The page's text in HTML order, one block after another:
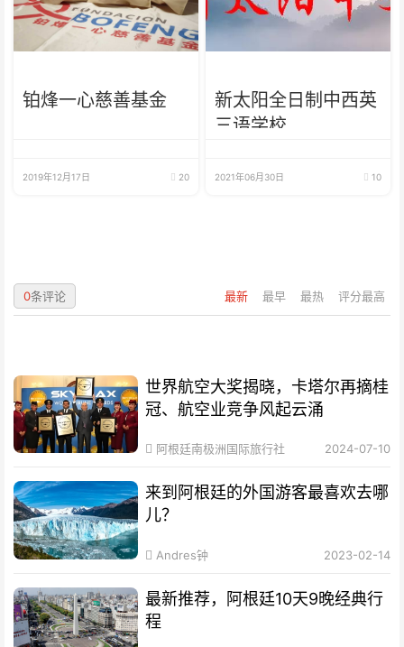
铂烽一心慈善基金
2019年12月17日 20
新太阳全日制中西英
三语学校
2021年06月30日 10
最新 最早 最热 评分最高
0条评论
世界航空大奖揭晓，卡塔尔再摘桂
冠、航空业竞争风起云涌
阿根廷南极洲国际旅行社 2024-07-10
来到阿根廷的外国游客最喜欢去哪
儿？
Andres钟 2023-02-14
最新推荐，阿根廷10天9晚经典行
程